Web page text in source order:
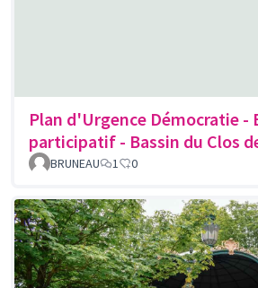
Plan d'Urgence Démocratie -
participatif - Bassin du Clos
BRUNEAU 1 0